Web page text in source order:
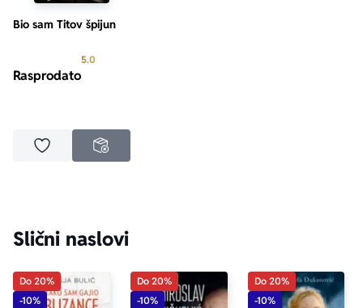
Bio sam Titov špijun
5.0
Rasprodato
Dodaj u omiljeneNEDOSTUPNO
Slični naslovi
Do 20%
-10%
Do 20%
-10%
Do 20%
-10%